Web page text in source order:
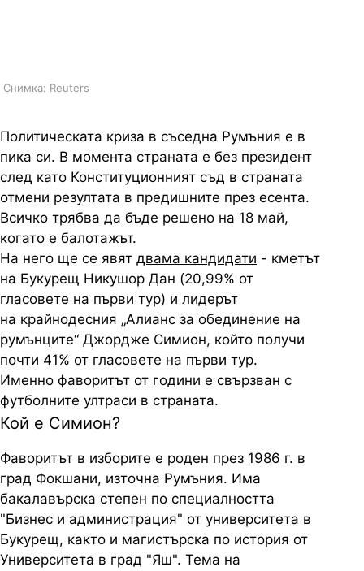
Снимка: Reuters
Политическата криза в съседна Румъния е в
пика си. В момента страната е без президент
след като Конституционният съд в страната
отмени резултата в предишните през есента.
Всичко трябва да бъде решено на 18 май,
когато е балотажът.
На него ще се явят двама кандидати - кметът
на Букурещ Никушор Дан (20,99% от
гласовете на първи тур) и лидерът
на крайнодесния „Алианс за обединение на
румънците“ Джордже Симион, който получи
почти 41% от гласовете на първи тур.
Именно фаворитът от години е свързван с
футболните ултраси в страната.
Кой е Симион?
Фаворитът в изборите е роден през 1986 г. в
град Фокшани, източна Румъния. Има
бакалавърска степен по специалността
"Бизнес и администрация" от университета в
Букурещ, както и магистърска по история от
Университета в град "Яш". Тема на